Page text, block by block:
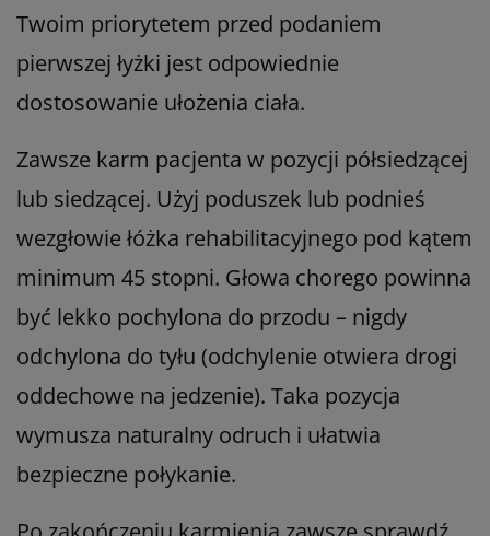
Twoim priorytetem przed podaniem
pierwszej łyżki jest odpowiednie
dostosowanie ułożenia ciała.
Zawsze karm pacjenta w pozycji półsiedzącej
lub siedzącej. Użyj poduszek lub podnieś
wezgłowie łóżka rehabilitacyjnego pod kątem
minimum 45 stopni. Głowa chorego powinna
być lekko pochylona do przodu – nigdy
odchylona do tyłu (odchylenie otwiera drogi
oddechowe na jedzenie). Taka pozycja
wymusza naturalny odruch i ułatwia
bezpieczne połykanie.